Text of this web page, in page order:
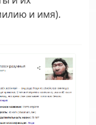
и имя).